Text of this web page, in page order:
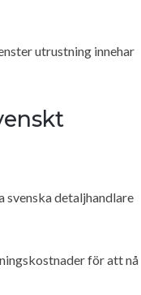
utrustning innehar
svenska detaljhandlare
för att nå